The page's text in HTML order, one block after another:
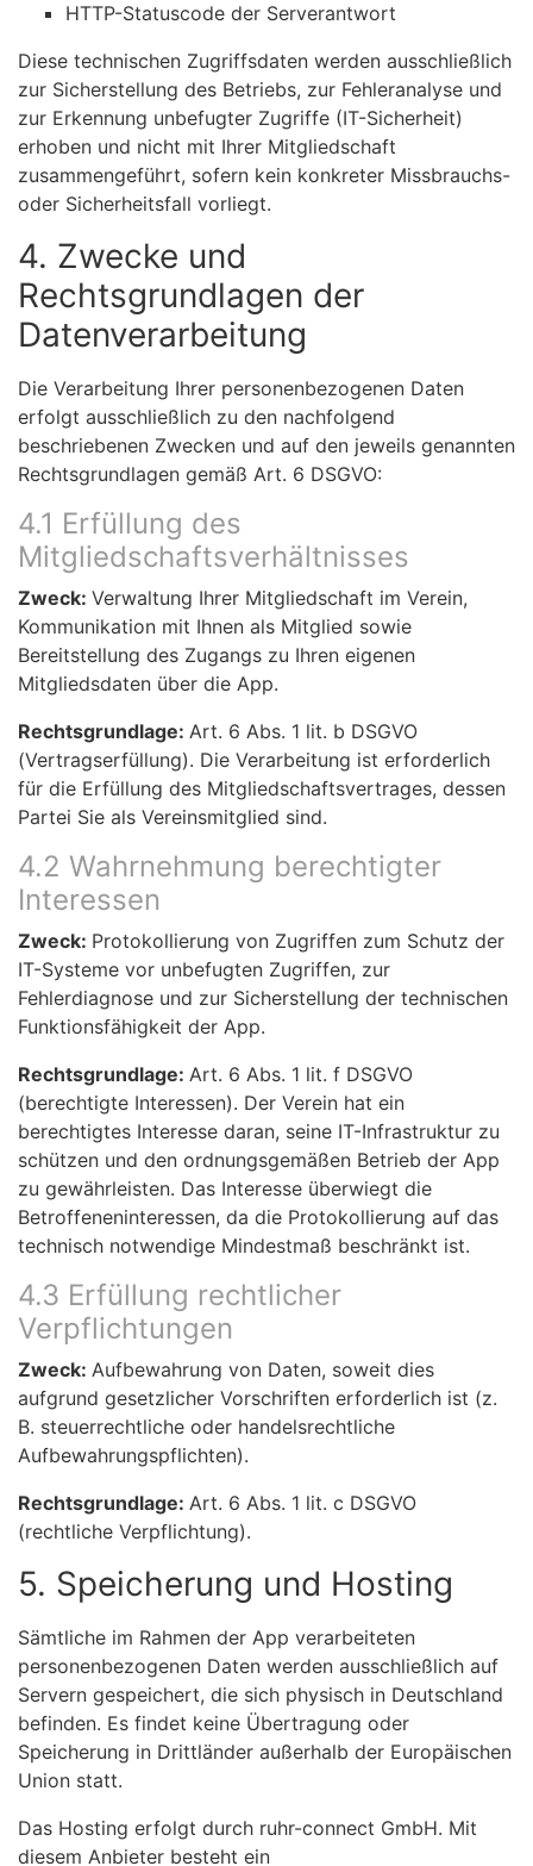
HTTP-Statuscode der Serverantwort
Diese technischen Zugriffsdaten werden ausschließlich
zur Sicherstellung des Betriebs, zur Fehleranalyse und
zur Erkennung unbefugter Zugriffe (IT-Sicherheit)
erhoben und nicht mit Ihrer Mitgliedschaft
zusammengeführt, sofern kein konkreter Missbrauchs-
oder Sicherheitsfall vorliegt.
4. Zwecke und
Rechtsgrundlagen der
Datenverarbeitung
Die Verarbeitung Ihrer personenbezogenen Daten
erfolgt ausschließlich zu den nachfolgend
beschriebenen Zwecken und auf den jeweils genannten
Rechtsgrundlagen gemäß Art. 6 DSGVO:
4.1 Erfüllung des
Mitgliedschaftsverhältnisses
Zweck: Verwaltung Ihrer Mitgliedschaft im Verein,
Kommunikation mit Ihnen als Mitglied sowie
Bereitstellung des Zugangs zu Ihren eigenen
Mitgliedsdaten über die App.
Rechtsgrundlage: Art. 6 Abs. 1 lit. b DSGVO
(Vertragserfüllung). Die Verarbeitung ist erforderlich
für die Erfüllung des Mitgliedschaftsvertrages, dessen
Partei Sie als Vereinsmitglied sind.
4.2 Wahrnehmung berechtigter
Interessen
Zweck: Protokollierung von Zugriffen zum Schutz der
IT-Systeme vor unbefugten Zugriffen, zur
Fehlerdiagnose und zur Sicherstellung der technischen
Funktionsfähigkeit der App.
Rechtsgrundlage: Art. 6 Abs. 1 lit. f DSGVO
(berechtigte Interessen). Der Verein hat ein
berechtigtes Interesse daran, seine IT-Infrastruktur zu
schützen und den ordnungsgemäßen Betrieb der App
zu gewährleisten. Das Interesse überwiegt die
Betroffeneninteressen, da die Protokollierung auf das
technisch notwendige Mindestmaß beschränkt ist.
4.3 Erfüllung rechtlicher
Verpflichtungen
Zweck: Aufbewahrung von Daten, soweit dies
aufgrund gesetzlicher Vorschriften erforderlich ist (z.
B. steuerrechtliche oder handelsrechtliche
Aufbewahrungspflichten).
Rechtsgrundlage: Art. 6 Abs. 1 lit. c DSGVO
(rechtliche Verpflichtung).
5. Speicherung und Hosting
Sämtliche im Rahmen der App verarbeiteten
personenbezogenen Daten werden ausschließlich auf
Servern gespeichert, die sich physisch in Deutschland
befinden. Es findet keine Übertragung oder
Speicherung in Drittländer außerhalb der Europäischen
Union statt.
Das Hosting erfolgt durch ruhr-connect GmbH. Mit
diesem Anbieter besteht ein